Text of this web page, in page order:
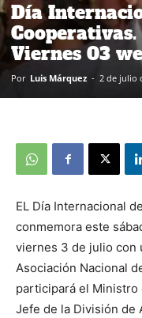
Día
Viernes 03
Por Luis Márquez - 2 de julio
EL Día Internacional
conmemora este
viernes 3 de julio con
Asociación Nacional
participará el Ministro
Jefe de la División de